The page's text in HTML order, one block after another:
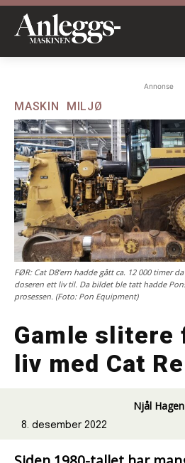
Annonse
MASKIN MILJØ
FØR: Cat D8’ern hadde gått ca. 12 000 timer
doseren ett liv til. Da bildet ble tatt hadde
prosessen. (Foto: Pon Equipment)
Gamle slitere
liv med Cat
Njål Hagen
8. desember 2022